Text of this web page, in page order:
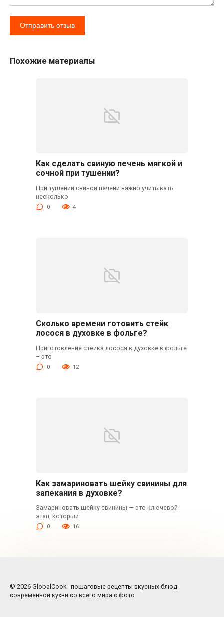
Похожие материалы
Как сделать свиную печень мягкой и
сочной при тушении?
При тушении свиной печени важно учитывать
несколько
0 4
Сколько времени готовить стейк
лосося в духовке в фольге?
Приготовление стейка лосося в духовке в фольге
– это
0 12
Как замариновать шейку свинины для
запекания в духовке?
Замариновать шейку свинины — это ключевой
этап, который
0 16
© 2026 GlobalCook - пошаговые рецепты вкусных блюд
современной кухни со всего мира с фото